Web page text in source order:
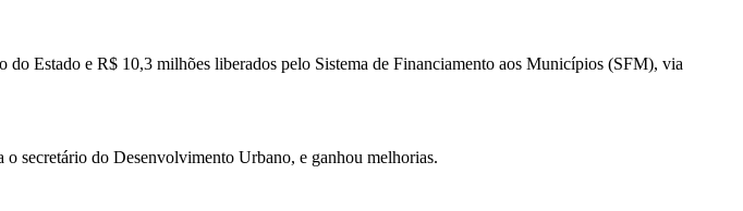
Estado e R$ 10,3 milhões liberados pelo Sistema de Financiamento aos Municípios (SFM), via
secretário do Desenvolvimento Urbano, e ganhou melhorias.